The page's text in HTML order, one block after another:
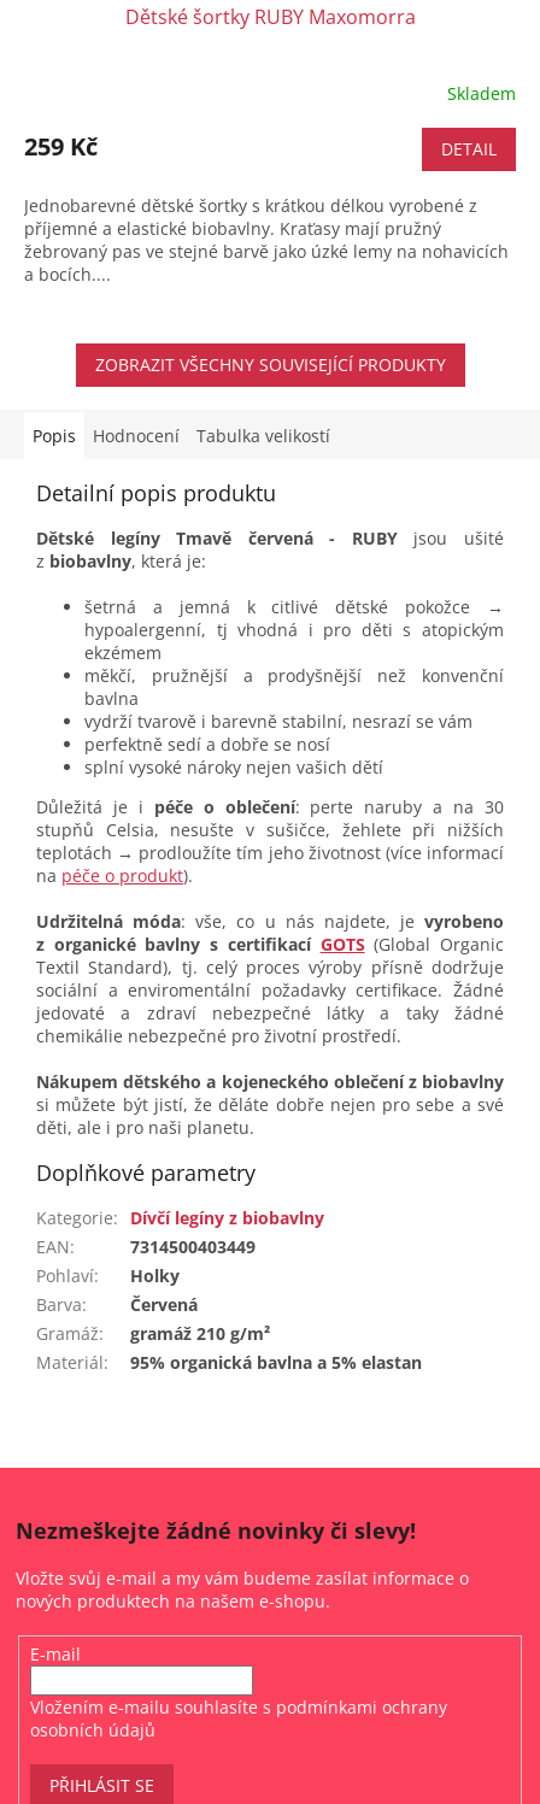
Dětské šortky RUBY Maxomorra
Skladem
259 Kč DETAIL
Jednobarevné dětské šortky s krátkou délkou vyrobené z
příjemné a elastické biobavlny. Kraťasy mají pružný
žebrovaný pas ve stejné barvě jako úzké lemy na nohavicích
a bocích....
ZOBRAZIT VŠECHNY SOUVISEJÍCÍ PRODUKTY
Popis Hodnocení Tabulka velikostí
Detailní popis produktu
Dětské legíny Tmavě červená - RUBY jsou ušité
z biobavlny, která je:
šetrná a jemná k citlivé dětské pokožce →
hypoalergenní, tj vhodná i pro děti s atopickým
ekzémem
měkčí, pružnější a prodyšnější než konvenční
bavlna
vydrží tvarově i barevně stabilní, nesrazí se vám
perfektně sedí a dobře se nosí
splní vysoké nároky nejen vašich dětí
Důležitá je i péče o oblečení: perte naruby a na 30
stupňů Celsia, nesušte v sušičce, žehlete při nižších
teplotách → prodloužíte tím jeho životnost (více informací
na péče o produkt).
Udržitelná móda: vše, co u nás najdete, je vyrobeno
z organické bavlny s certifikací GOTS (Global Organic
Textil Standard), tj. celý proces výroby přísně dodržuje
sociální a enviromentální požadavky certifikace. Žádné
jedovaté a zdraví nebezpečné látky a taky žádné
chemikálie nebezpečné pro životní prostředí.
Nákupem dětského a kojeneckého oblečení z biobavlny
si můžete být jistí, že děláte dobře nejen pro sebe a své
děti, ale i pro naši planetu.
Doplňkové parametry
Kategorie:
Dívčí legíny z biobavlny
EAN:
7314500403449
Pohlaví:
Holky
Barva:
Červená
Gramáž:
gramáž 210 g/m²
Materiál: 95% organická bavlna a 5% elastan
Nezmeškejte žádné novinky či slevy!
Vložte svůj e-mail a my vám budeme zasílat informace o
nových produktech na našem e-shopu.
E-mail
Vložením e-mailu souhlasíte s podmínkami ochrany
osobních údajů
PŘIHLÁSIT SE